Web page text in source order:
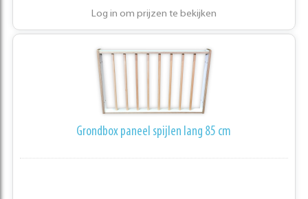
Log in om prijzen te bekijken
Grondbox paneel spijlen lang 85 cm